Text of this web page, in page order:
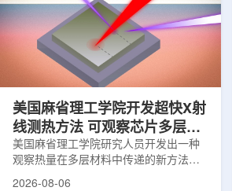
美国麻省理工学院开发超快X射
线测热方法 可观察芯片多层结
构热传递
美国麻省理工学院研究人员开发出一种
观察热量在多层材料中传递的新方法，
2026-08-06